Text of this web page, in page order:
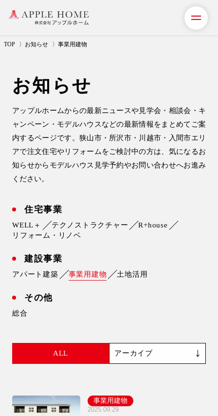
TOP お知らせ 事業用建物
お知らせ
アップルホームからの最新ニュースや見学会・相談会・キ
ャンペーン・モデルハウスなどの最新情報をまとめてご案
内するページです。 狭山市・所沢市・川越市・入間市エリ
アで注文住宅やリフォームをご検討中の方は、気になるお
知らせから モデルハウス見学予約やお問い合わせへお進み
ください。
住宅事業
WELL＋ テクノストラクチャー
R+house
リフォーム・リノベ
建設事業
アパート建築 事業用建物 土地活用
その他
総合
ALL
事業用建物
2025.09.29
事業紹介（注文住宅）
リフォーム・リノベーション
リフォームプラン紹介
土地探しサポート
施工事例・お客様の声
会社情報
会社概要
スタッフ紹介